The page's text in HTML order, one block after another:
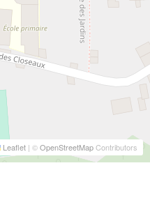
Leaflet | ©OpenStreetMapContributors